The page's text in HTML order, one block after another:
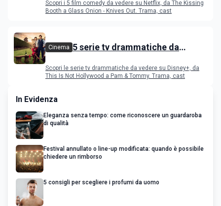
Scopri i 5 film comedy da vedere su Netflix, da The Kissing
Booth a Glass Onion - Knives Out. Trama, cast
Cinema 5 serie tv drammatiche da
Scopri le serie tv drammatiche da vedere su Disney+, da
This Is Not Hollywood a Pam & Tommy. Trama, cast
In Evidenza
Eleganza senza tempo: come riconoscere un guardaroba
di qualità
Festival annullato o line-up modificata: quando è possibile
chiedere un rimborso
5 consigli per scegliere i profumi da uomo